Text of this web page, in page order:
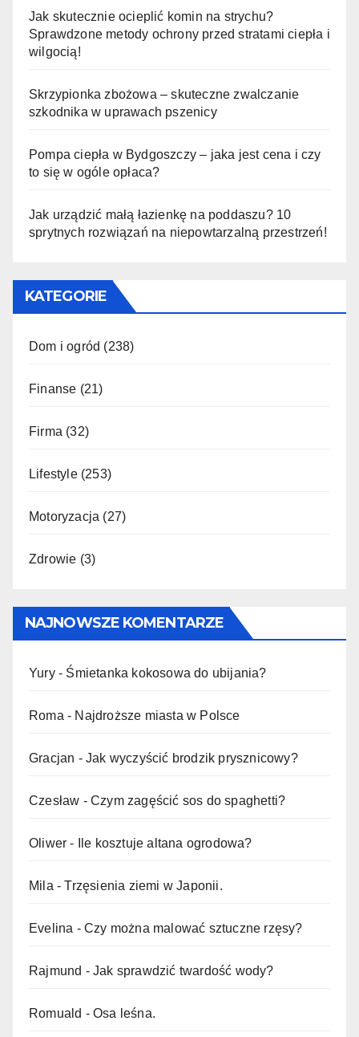
Jak skutecznie ocieplić komin na strychu?
Sprawdzone metody ochrony przed stratami ciepła i
wilgocią!
Skrzypionka zbożowa – skuteczne zwalczanie
szkodnika w uprawach pszenicy
Pompa ciepła w Bydgoszczy – jaka jest cena i czy
to się w ogóle opłaca?
Jak urządzić małą łazienkę na poddaszu? 10
sprytnych rozwiązań na niepowtarzalną przestrzeń!
KATEGORIE
Dom i ogród (238)
Finanse (21)
Firma (32)
Lifestyle(253)
Motoryzacja (27)
Zdrowie (3)
NAJNOWSZE KOMENTARZE
Yury- Śmietanka kokosowa do ubijania?
Roma - Najdroższe miasta w Polsce
Gracjan -Jak wyczyścić brodzik prysznicowy?
Czesław -Czym zagęścić sos do spaghetti?
Oliwer - Ile kosztuje altana ogrodowa?
Mila -Trzęsienia ziemi w Japonii.
Evelina -Czy można malować sztuczne rzęsy?
Rajmund -Jak sprawdzić twardość wody?
Romuald -Osa leśna.